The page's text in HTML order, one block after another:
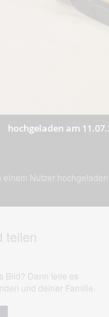
hochgeladen am
Nutzer
teilen
Bild? Dann teile es
und deiner Familie.